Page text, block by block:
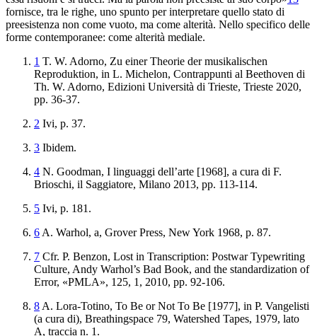
fornisce, tra le righe, uno spunto per interpretare quello stato di
preesistenza non come vuoto, ma come alterità. Nello specifico delle
forme contemporanee: come alterità mediale.
1 T. W. Adorno, Zu einer Theorie der musikalischen
Reproduktion, in L. Michelon, Contrappunti al Beethoven di
Th. W. Adorno, Edizioni Università di Trieste, Trieste 2020,
pp. 36-37.
2 Ivi, p. 37.
3 Ibidem.
4 N. Goodman, I linguaggi dell’arte [1968], a cura di F.
Brioschi, il Saggiatore, Milano 2013, pp. 113-114.
5 Ivi, p. 181 .
6 A. Warhol, a, Grover Press, NewYork 1968, p. 87.
7 Cfr. P. Benzon, Lost in Transcription: Postwar Typewriting
Culture, Andy Warhol’s Bad Book, and the standardization of
Error, «PMLA», 125, 1, 2010, pp. 92-106.
8 A. Lora-Totino, To Be or Not To Be [1977], in P. Vangelisti
(a cura di), Breathingspace 79, Watershed Tapes, 1979, lato
A, traccia n. 1 .